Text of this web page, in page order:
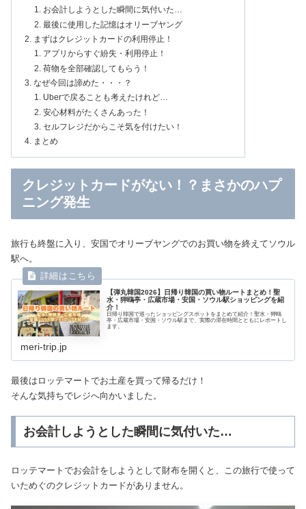
お会計しようとした瞬間に気付いた…
最後に使用した記憶はオリーブヤング
まずはクレジットカードの利用停止！
アプリからすぐ紛失・利用停止！
荷物を全部確認してもらう！
なぜ今回は諦めた・・・？
Uberで戻ることも考えたけれど…
安心材料がたくさんあった！
セルフレジだからこそ気を付けたい！
まとめ
クレジットカードがない！？まさかのハプ
ニング発生
旅行も終盤に入り、安国でオリーブヤングでのお買い物を終えてソウル
駅へ。
【弾丸韓国2026】日帰り韓国の買い物ルートまとめ！聖
水・狎鴎亭・広蔵市場・安国・ソウル駅ショッピングを紹
介！
日帰り韓国で巡ったショッピングスポットをまとめて紹介！聖水・狎鴎
亭・広蔵市場・安国・ソウル駅まで、実際の滞在時間とともにレポートし
ます。
meri-trip.jp
最後はロッテマートでお土産を買って帰るだけ！
そんな気持ちでレジへ向かいました。
お会計しようとした瞬間に気付いた…
ロッテマートでお会計をしようとして財布を開くと、この旅行で使って
いためぐのクレジットカードがありません。